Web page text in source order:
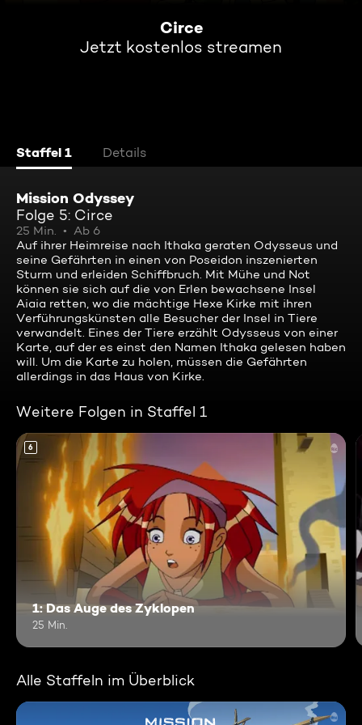
Circe
Jetzt kostenlos streamen
Staffel 1 Details
Mission Odyssey
Folge 5: Circe
25 Min.
Ab 6
Auf ihrer Heimreise nach Ithaka geraten Odysseus und
seine Gefährten in einen von Poseidon inszenierten
Sturm und erleiden Schiffbruch. Mit Mühe und Not
können sie sich auf die von Erlen bewachsene Insel
Aiaia retten, wo die mächtige Hexe Kirke mit ihren
Verführungskünsten alle Besucher der Insel in Tiere
verwandelt. Eines der Tiere erzählt Odysseus von einer
Karte, auf der es einst den Namen Ithaka gelesen haben
will. Um die Karte zu holen, müssen die Gefährten
allerdings in das Haus von Kirke.
Weitere Folgen in Staffel 1
6
1: Das Auge des Zyklopen
25 Min.
Alle Staffeln im Überblick